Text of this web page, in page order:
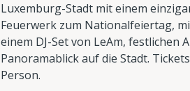
Luxemburg-Stadt mit einem
Feuerwerk zum Nationalfeiertag,
einem DJ-Set von LeAm, festlichen
Panoramablick auf die Stadt.
Person.